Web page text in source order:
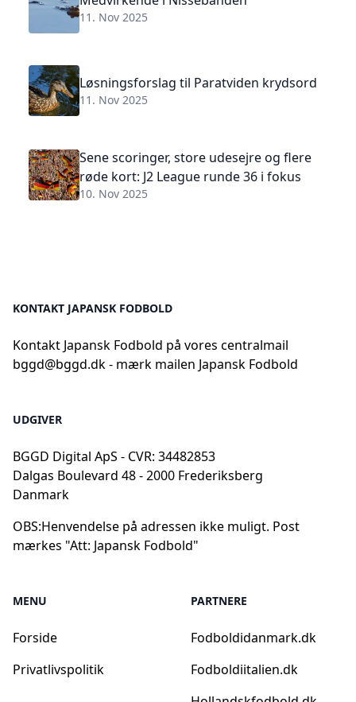
11. Nov 2025
Løsningsforslag til Paratviden krydsord
11. Nov 2025
Sene scoringer, store udesejre og flere
røde kort: J2 League runde 36 i fokus
10. Nov 2025
KONTAKT JAPANSK FODBOLD
Kontakt Japansk Fodbold på vores centralmail
bggd@bggd.dk- mærk mailen Japansk Fodbold
UDGIVER
BGGD Digital ApS - CVR: 34482853
Dalgas Boulevard 48 - 2000 Frederiksberg
Danmark
OBS:Henvendelse på adressen ikke muligt. Post
mærkes "Att: Japansk Fodbold"
MENU
Forside
Privatlivspolitik
PARTNERE
Fodboldidanmark.dk
Fodboldiitalien.dk